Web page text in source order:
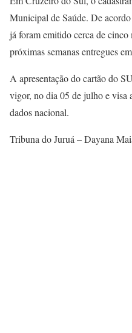
Municipal de Saúde. De
já foram emitido cerca de cinco
próximas semanas entregues
A apresentação do cartão do
vigor, no dia 05 de julho e visa
dados nacional.
Tribuna do Juruá – Dayana